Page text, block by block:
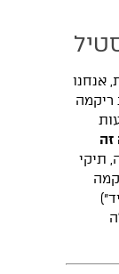
אנחנו
ריקמה
זה
תיקי